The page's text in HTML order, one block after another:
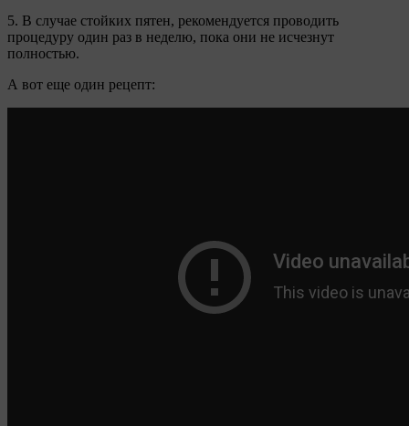
5. В случае стойких пятен, рекомендуется проводить
процедуру один раз в неделю, пока они не исчезнут
полностью.
А вот еще один рецепт: